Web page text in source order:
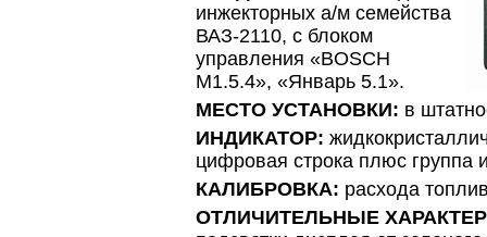
инжекторных а/м семейства
ВАЗ-2110, с блоком
управления «BOSCH
M1.5.4», «Январь 5.1».
МЕСТО УСТАНОВКИ: в
ИНДИКАТОР:
цифровая строка плюс группа
КАЛИБРОВКА: расхода
ОТЛИЧИТЕЛЬНЫЕ